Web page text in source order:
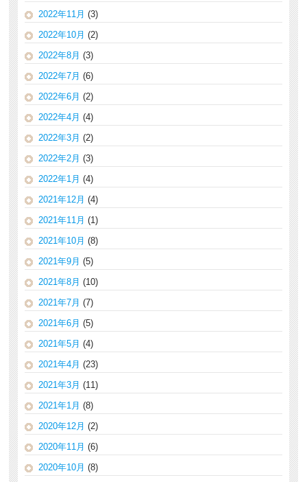
2022年11月 (3)
2022年10月 (2)
2022年8月 (3)
2022年7月 (6)
2022年6月 (2)
2022年4月 (4)
2022年3月 (2)
2022年2月 (3)
2022年1月 (4)
2021年12月 (4)
2021年11月 (1)
2021年10月 (8)
2021年9月 (5)
2021年8月 (10)
2021年7月 (7)
2021年6月 (5)
2021年5月 (4)
2021年4月 (23)
2021年3月 (11)
2021年1月 (8)
2020年12月 (2)
2020年11月 (6)
2020年10月 (8)